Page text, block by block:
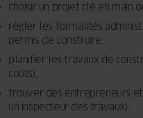
choisir un projet clé en main
régler les formalités
permis de construire,
planifier les travaux de
coûts),
trouver des entrepreneurs
un inspecteur des travaux).